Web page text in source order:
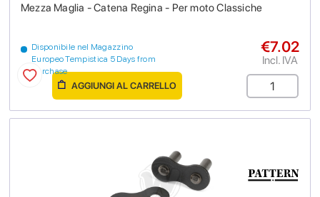
Mezza Maglia - Catena Regina - Per moto Classiche
Disponibile nel Magazzino
Europeo Tempistica 5 Days from
purchase
€7.02
Incl. IVA
AGGIUNGI AL CARRELLO